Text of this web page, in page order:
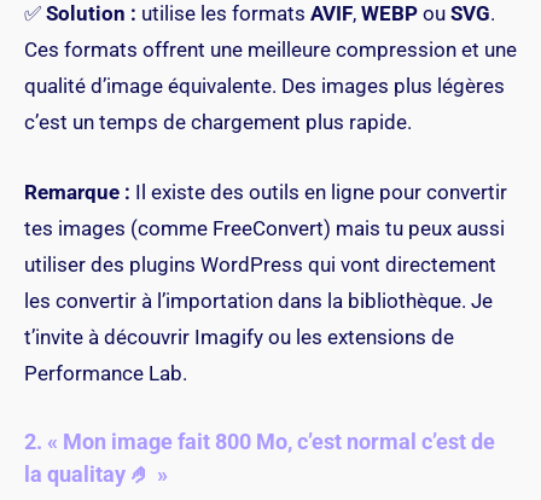
✅ Solution : utilise les formats AVIF, WEBP ou SVG.
Ces formats offrent une meilleure compression et une
qualité d’image équivalente. Des images plus légères
c’est un temps de chargement plus rapide.
Remarque : Il existe des outils en ligne pour convertir
tes images (comme FreeConvert) mais tu peux aussi
utiliser des plugins WordPress qui vont directement
les convertir à l’importation dans la bibliothèque. Je
t’invite à découvrir Imagify ou les extensions de
Performance Lab.
2. « Mon image fait 800 Mo, c’est normal c’est de
la qualitay 🤌 »